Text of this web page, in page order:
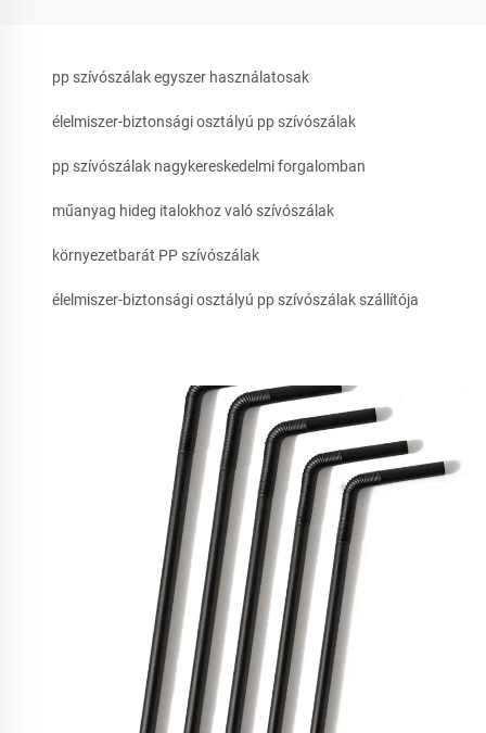
pp szívószálak egyszer használatosak
élelmiszer-biztonsági osztályú pp szívószálak
pp szívószálak nagykereskedelmi forgalomban
műanyag hideg italokhoz való szívószálak
környezetbarát PP szívószálak
élelmiszer-biztonsági osztályú pp szívószálak szállítója